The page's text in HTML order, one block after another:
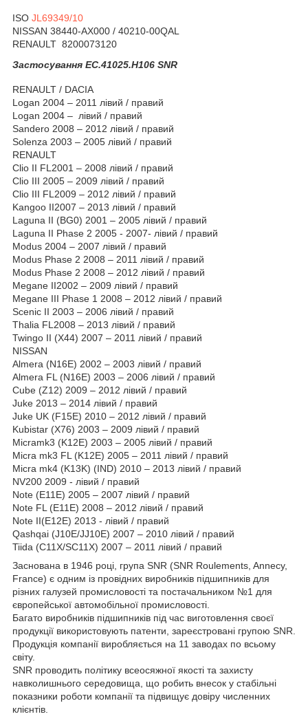
ISO JL69349/10
NISSAN 38440-AX000 / 40210-00QAL
RENAULT 8200073120
Застосування EC.41025.H106 SNR
RENAULT / DACIA
Logan 2004 – 2011 лівий / правий
Logan 2004 – лівий / правий
Sandero 2008 – 2012 лівий / правий
Solenza 2003 – 2005 лівий / правий
RENAULT
Clio II FL2001 – 2008 лівий / правий
Clio III 2005 – 2009 лівий / правий
Clio III FL2009 – 2012 лівий / правий
Kangoo II2007 – 2013 лівий / правий
Laguna II (BG0) 2001 – 2005 лівий / правий
Laguna II Phase 2 2005 - 2007- лівий / правий
Modus 2004 – 2007 лівий / правий
Modus Phase 2 2008 – 2011 лівий / правий
Modus Phase 2 2008 – 2012 лівий / правий
Megane II2002 – 2009 лівий / правий
Megane III Phase 1 2008 – 2012 лівий / правий
Scenic II 2003 – 2006 лівий / правий
Thalia FL2008 – 2013 лівий / правий
Twingo II (X44) 2007 – 2011 лівий / правий
NISSAN
Almera (N16E) 2002 – 2003 лівий / правий
Almera FL (N16E) 2003 – 2006 лівий / правий
Cube (Z12) 2009 – 2012 лівий / правий
Juke 2013 – 2014 лівий / правий
Juke UK (F15E) 2010 – 2012 лівий / правий
Kubistar (X76) 2003 – 2009 лівий / правий
Micramk3 (K12E) 2003 – 2005 лівий / правий
Micra mk3 FL (K12E) 2005 – 2011 лівий / правий
Micra mk4 (K13K) (IND) 2010 – 2013 лівий / правий
NV200 2009 - лівий / правий
Note (E11E) 2005 – 2007 лівий / правий
Note FL (E11E) 2008 – 2012 лівий / правий
Note II(E12E) 2013 - лівий / правий
Qashqai (J10E/JJ10E) 2007 – 2010 лівий / правий
Tiida (C11X/SC11X) 2007 – 2011 лівий / правий
Заснована в 1946 році, група SNR (SNR Roulements, Annecy,
France) є одним із провідних виробників підшипників для
різних галузей промисловості та постачальником №1 для
європейської автомобільної промисловості.
Багато виробників підшипників під час виготовлення своєї
продукції використовують патенти, зареєстровані групою SNR.
Продукція компанії виробляється на 11 заводах по всьому
світу.
SNR проводить політику всеосяжної якості та захисту
навколишнього середовища, що робить внесок у стабільні
показники роботи компанії та підвищує довіру численних
клієнтів.